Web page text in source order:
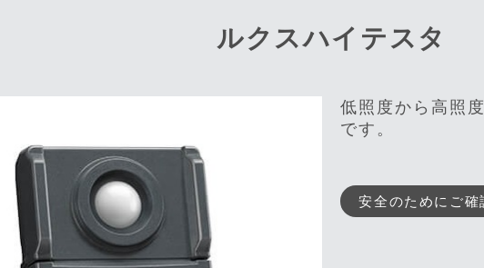
ルクスハイテスタ
低照度から高照
です。
安全のためにご確